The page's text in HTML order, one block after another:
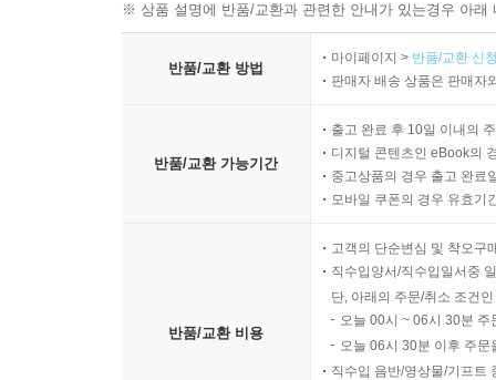
※ 상품 설명에 반품/교환과 관련한 안내가 있는경우 아
반품/교환 방법
마이페이지 > 반품/교환 신
판매자 배송 상품은 판매자
반품/교환 가능기간
출고 완료 후 10일 이내의
디지털 콘텐츠인 eBook의
중고상품의 경우 출고 완료
모바일 쿠폰의 경우 유효기
반품/교환 비용
고객의 단순변심 및 착오구
직수입양서/직수입일서중
단, 아래의 주문/취소 조건
오늘 00시 ~ 06시 30분
오늘 06시 30분 이후 주
직수입 음반/영상물/기프트